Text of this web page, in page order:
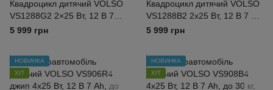
Квадроцикл дитячий VOLSO
VS1288G2 2×25 Вт, 12 В 7
Ah, до 30 кг, зелений
5 999 грн
Квадроцикл дитячий VOLSO
VS1288B2 2х25 Вт, 12 В 7 Ah,
до 30 кг, синій
5 999 грн
НОВИНКА
ХІТ
НОВИНКА
ХІТ